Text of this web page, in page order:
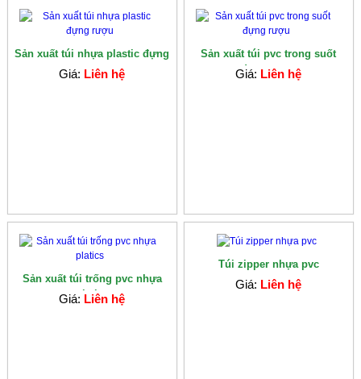
Sản xuất túi nhựa plastic đựng
rượu
Giá: Liên hệ
Sản xuất túi pvc trong suốt
đựng rượu
Giá: Liên hệ
Sản xuất túi trống pvc nhựa
platics
Giá: Liên hệ
Túi zipper nhựa pvc
Giá: Liên hệ